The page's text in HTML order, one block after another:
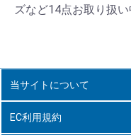
ズなど14点お取り扱い
当サイトについて
EC利用規約